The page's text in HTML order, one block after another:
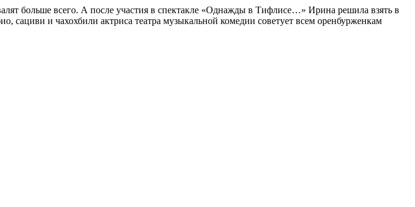
больше всего. А после участия в спектакле «Однажды в Тифлисе…» Ирина решила взять в
сациви и чахохбили актриса театра музыкальной комедии советует всем оренбурженкам